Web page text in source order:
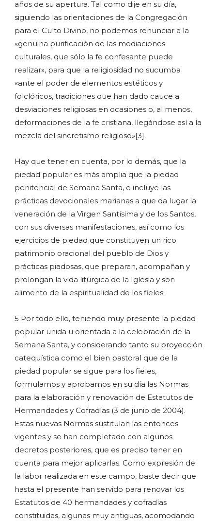
años de su apertura. Tal como dije en su día,
siguiendo las orientaciones de la Congregación
para el Culto Divino, no podemos renunciar a la
«genuina purificación de las mediaciones
culturales, que sólo la fe confesante puede
realizar», para que la religiosidad no sucumba
«ante el poder de elementos estéticos y
folclóricos, tradiciones que han dado cauce a
desviaciones religiosas en ocasiones o, al menos,
deformaciones de la fe cristiana, llegándose así a la
mezcla del sincretismo religioso»[3].
Hay que tener en cuenta, por lo demás, que la
piedad popular es más amplia que la piedad
penitencial de Semana Santa, e incluye las
prácticas devocionales marianas a que da lugar la
veneración de la Virgen Santísima y de los Santos,
con sus diversas manifestaciones, así como los
ejercicios de piedad que constituyen un rico
patrimonio oracional del pueblo de Dios y
prácticas piadosas, que preparan, acompañan y
prolongan la vida litúrgica de la Iglesia y son
alimento de la espiritualidad de los fieles.
5 Por todo ello, teniendo muy presente la piedad
popular unida u orientada a la celebración de la
Semana Santa, y considerando tanto su proyección
catequística como el bien pastoral que de la
piedad popular se sigue para los fieles,
formulamos y aprobamos en su día las Normas
para la elaboración y renovación de Estatutos de
Hermandades y Cofradías (3 de junio de 2004).
Estas nuevas Normas sustituían las entonces
vigentes y se han completado con algunos
decretos posteriores, que es preciso tener en
cuenta para mejor aplicarlas. Como expresión de
la labor realizada en este campo, baste decir que
hasta el presente han servido para renovar los
Estatutos de 40 hermandades y cofradías
constituidas, algunas muy antiguas, acomodando